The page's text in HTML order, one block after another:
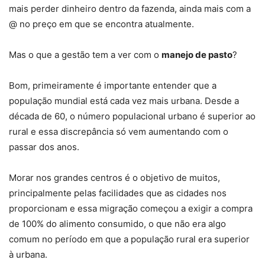
mais perder dinheiro dentro da fazenda, ainda mais com a
@ no preço em que se encontra atualmente.
Mas o que a gestão tem a ver com o manejo de pasto?
Bom, primeiramente é importante entender que a
população mundial está cada vez mais urbana. Desde a
década de 60, o número populacional urbano é superior ao
rural e essa discrepância só vem aumentando com o
passar dos anos.
Morar nos grandes centros é o objetivo de muitos,
principalmente pelas facilidades que as cidades nos
proporcionam e essa migração começou a exigir a compra
de 100% do alimento consumido, o que não era algo
comum no período em que a população rural era superior
à urbana.